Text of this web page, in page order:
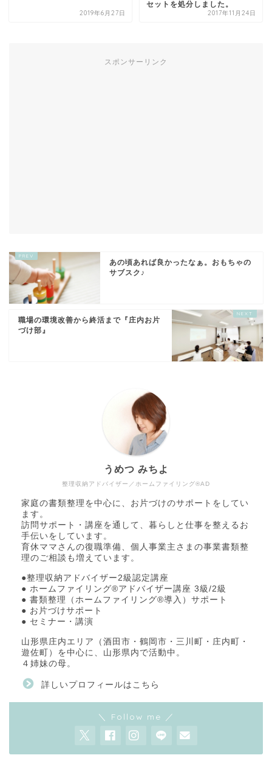
2019年6月27日
セットを処分しました。
2017年11月24日
スポンサーリンク
あの頃あれば良かったなぁ。おもちゃの
サブスク♪
職場の環境改善から終活まで『庄内お片
づけ部』
整理収納アドバイザー／ホームファイリング®AD
うめつ みちよ
家庭の書類整理を中心に、お片づけのサポートをしてい
ます。
訪問サポート・講座を通して、暮らしと仕事を整えるお
手伝いをしています。
育休ママさんの復職準備、個人事業主さまの事業書類整
理のご相談も増えています。
●整理収納アドバイザー2級認定講座
● ホームファイリング®アドバイザー講座 3級/2級
● 書類整理（ホームファイリング®導入）サポート
● お片づけサポート
● セミナー・講演
山形県庄内エリア（酒田市・鶴岡市・三川町・庄内町・
遊佐町）を中心に、山形県内で活動中。
４姉妹の母。
詳しいプロフィールはこちら
＼ Follow me ／